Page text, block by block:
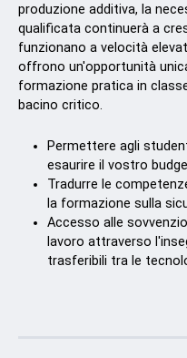
produzione additiva, la
qualificata continuerà a
funzionano a velocità
offrono un'opportunità
formazione pratica in
bacino critico.
Permettere agli
esaurire il vostro
Tradurre le
la formazione sulla
Accesso alle
lavoro attraverso
trasferibili tra le